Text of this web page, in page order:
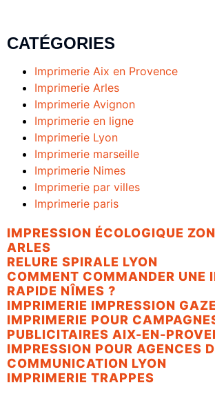
CATÉGORIES
Imprimerie Aix en Provence
Imprimerie Arles
Imprimerie Avignon
Imprimerie en ligne
Imprimerie Lyon
Imprimerie marseille
Imprimerie Nimes
Imprimerie par villes
Imprimerie paris
IMPRESSION ÉCOLOGIQUE
ARLES
RELURE SPIRALE LYON
COMMENT COMMANDER UNE
RAPIDE NÎMES ?
IMPRIMERIE IMPRESSION
IMPRIMERIE POUR
PUBLICITAIRES AIX-EN-
IMPRESSION POUR AGENCES
COMMUNICATION LYON
IMPRIMERIE TRAPPES